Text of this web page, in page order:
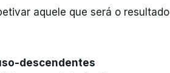
aquele que será o resultado
descendentes